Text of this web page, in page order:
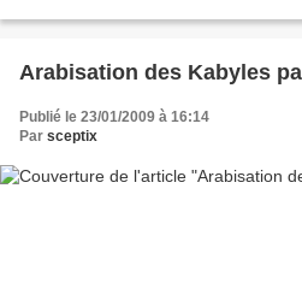
Arabisation des Kabyles
Publié le 23/01/2009 à 16:14
Par sceptix